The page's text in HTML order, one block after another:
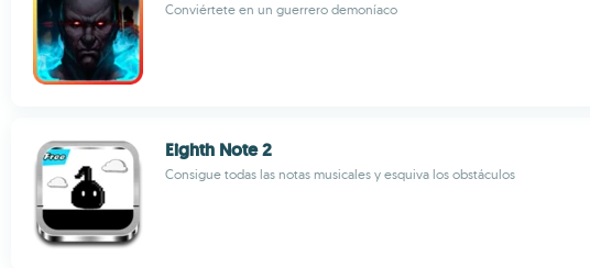
Conviértete en un guerrero demoníaco
Eighth Note 2
Consigue todas las notas musicales y esquiva los obstáculos